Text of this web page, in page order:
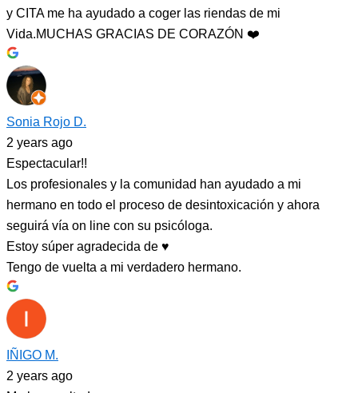
y CITA me ha ayudado a coger las riendas de mi
Vida.MUCHAS GRACIAS DE CORAZÓN ❤️
Sonia Rojo D.
2 years ago
Espectacular!!
Los profesionales y la comunidad han ayudado a mi
hermano en todo el proceso de desintoxicación y ahora
seguirá vía on line con su psicóloga.
Estoy súper agradecida de ♥️
Tengo de vuelta a mi verdadero hermano.
IÑIGO M.
2 years ago